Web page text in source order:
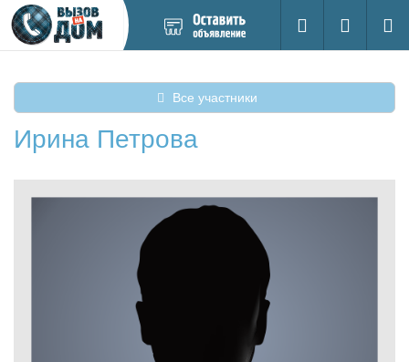
новое
Поиск
Вход на
Все участники
Ирина Петрова